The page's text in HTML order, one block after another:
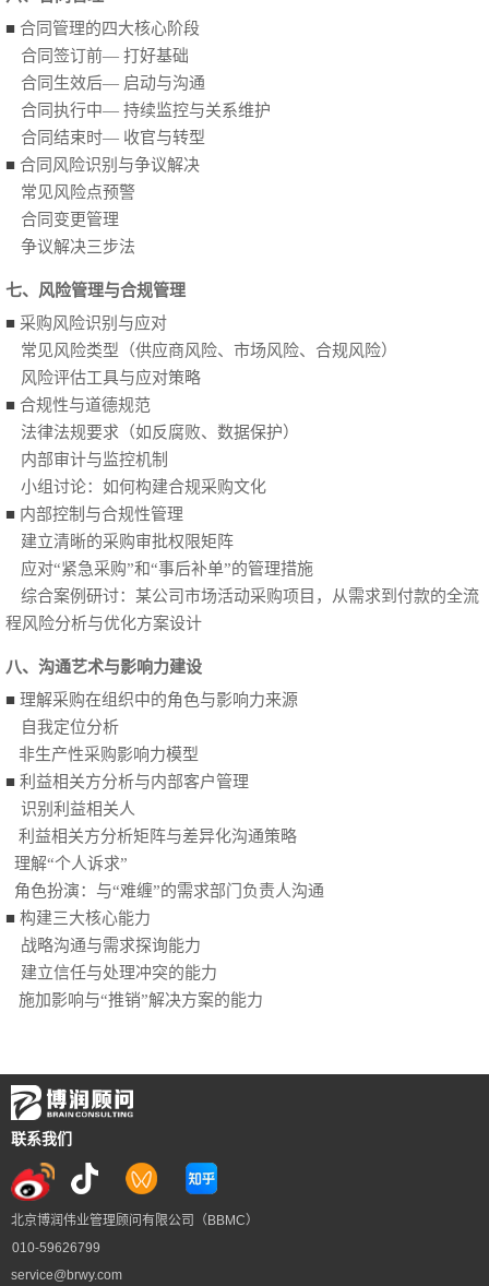
■ 合同管理的四大核心阶段
合同签订前— 打好基础
合同生效后— 启动与沟通
合同执行中— 持续监控与关系维护
合同结束时— 收官与转型
■ 合同风险识别与争议解决
常见风险点预警
合同变更管理
争议解决三步法
七、风险管理与合规管理
■ 采购风险识别与应对
常见风险类型（供应商风险、市场风险、合规风险）
风险评估工具与应对策略
■ 合规性与道德规范
法律法规要求（如反腐败、数据保护）
内部审计与监控机制
小组讨论：如何构建合规采购文化
■ 内部控制与合规性管理
建立清晰的采购审批权限矩阵
应对“紧急采购”和“事后补单”的管理措施
综合案例研讨：某公司市场活动采购项目，从需求到付款的全流
程风险分析与优化方案设计
八、沟通艺术与影响力建设
■ 理解采购在组织中的角色与影响力来源
自我定位分析
非生产性采购影响力模型
■ 利益相关方分析与内部客户管理
识别利益相关人
利益相关方分析矩阵与差异化沟通策略
理解“个人诉求”
角色扮演：与“难缠”的需求部门负责人沟通
■ 构建三大核心能力
战略沟通与需求探询能力
建立信任与处理冲突的能力
施加影响与“推销”解决方案的能力
联系我们
北京博润伟业管理顾问有限公司（BBMC）
010-59626799
service@brwy.com